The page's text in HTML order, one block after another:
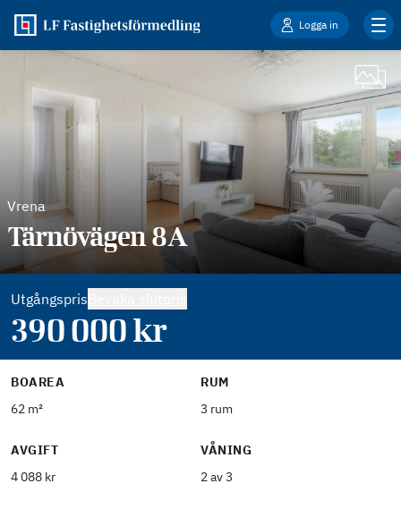
Logga in
Vrena
Tärnövägen 8A
Utgångspris
390 000kr
BOAREA
62 m²
RUM
3 rum
AVGIFT
4 088 kr
VÅNING
2 av 3